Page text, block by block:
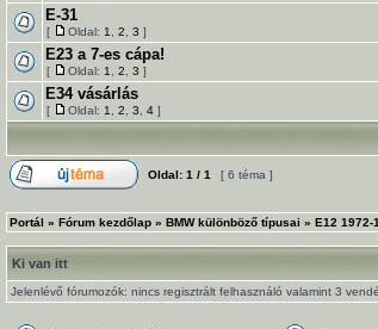
E-31
[ Oldal: 1 2 3 ]
E23 a 7-es cápa!
[ Oldal: 1 2 3 ]
E34 vásárlás
[ Oldal: 1 2 3 4 ]
Oldal: 1 / 1 [ 6 téma ]
Portál » Fórum kezdőlap » BMW különböző típusai » E12 1972-
Ki van itt
Jelenlévő fórumozók: nincs regisztrált felhasználó valamint 3